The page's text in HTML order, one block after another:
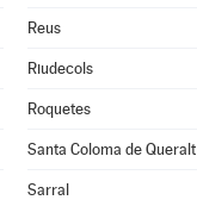
Reus
Riudecols
Roquetes
Santa Coloma de Queralt
Sarral